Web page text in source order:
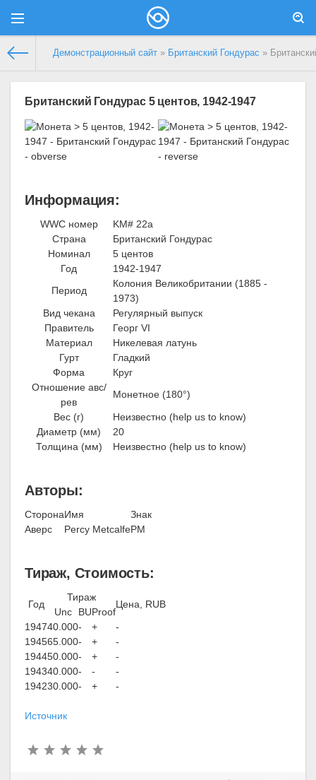
Демонстрационный сайт » Британский Гондурас »
Британский Гондурас 5 центов, 1942-1947
Информация:
WWC номер
KM# 22a
Страна
Британский Гондурас
Номинал
5 центов
Год
1942-1947
Период
Колония Великобритании (1885 -
1973)
Вид чекана
Регулярный выпуск
Правитель
Георг VI
Материал
Никелевая латунь
Гурт
Гладкий
Форма
Круг
Отношение авс/
рев
Монетное (180°)
Вес (г)
Неизвестно (help us to know)
Диаметр (мм)
20
Толщина (мм)
Неизвестно (help us to know)
Авторы:
СторонаИмя
Знак
Аверс
Percy MetcalfePM
Тираж, Стоимость:
Год
Тираж
Цена, RUB
Unc BUProof
194740.000- +
-
194565.000- +
-
194450.000- +
-
194340.000- -
-
194230.000- + -
Источник